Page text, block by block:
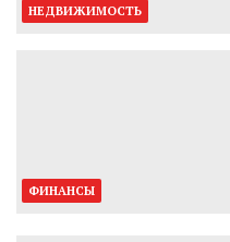
НЕДВИЖИМОСТЬ
ФИНАНСЫ